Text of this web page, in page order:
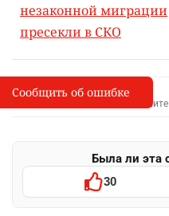
незаконной миграции
пресекли в СКО
I
Сообщить об опечатке
Выделите фрагмент и
Была ли эта
30
Сообщить об ошибке